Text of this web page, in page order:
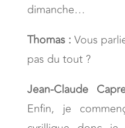
dimanche…
Thomas :Vous
pas du tout ?
Jean-Claude
Enfin, je